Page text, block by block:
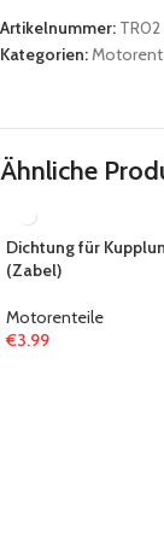
Artikelnummer: TR02
Kategorien:
Ähnliche
Dichtung für
(Zabel)
Motorenteile
€3.99